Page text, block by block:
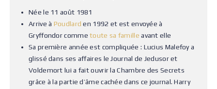
Née le 11 août 1981
Arrive à Poudlard en 1992 et est envoyée à
Gryffondor comme toute sa famille avant elle
Sa première année est compliquée : Lucius Malefoy a
glissé dans ses affaires le Journal de Jedusor et
Voldemort lui a fait ouvrir la Chambre des Secrets
grâce à la partie d’âme cachée dans ce journal. Harry